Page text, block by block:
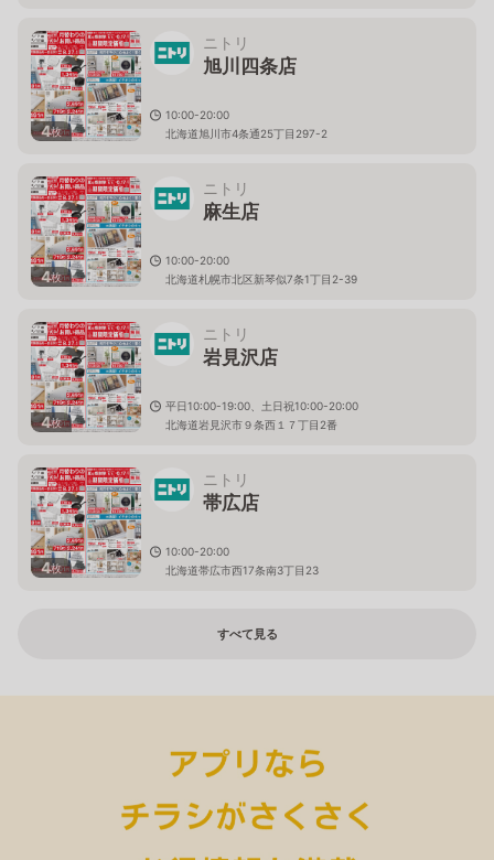
4枚
ニトリ
旭川四条店
10:00-20:00
北海道旭川市4条通25丁目297-2
4枚
ニトリ
麻生店
10:00-20:00
北海道札幌市北区新琴似7条1丁目2-39
4枚
ニトリ
岩見沢店
平日10:00-19:00、土日祝10:00-20:00
北海道岩見沢市９条西１７丁目2番
4枚
ニトリ
帯広店
10:00-20:00
北海道帯広市西17条南3丁目23
すべて見る